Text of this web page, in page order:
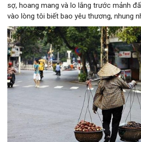
sợ, hoang mang và lo lắng trước mảnh
vào lòng tôi biết bao yêu thương, nhung
mỗi lần được "vinh dự" cùng bố về Thủ
tôi là sự háo hức, niềm vui sướng bởi khi
sự lạ lẫm đi chăng nữa thì bên cạnh tôi
chãi, bóng hình mạnh mẽ là bố bảo vệ,
cô sinh viên tỉnh lẻ được đi thực tế, thăm
tôi vẫn có thật nhiều thầy cô, bạn bè để
giác sợ hãi, choáng ngợp về một Thủ đô